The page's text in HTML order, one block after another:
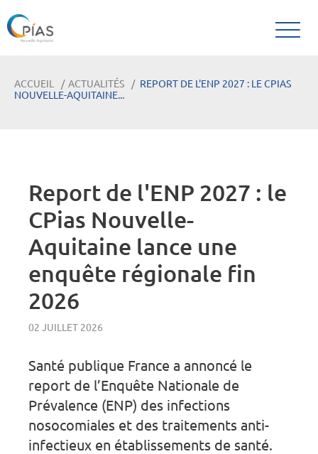
ACCUEIL ACTUALITÉS
REPORT DE L'ENP 2027 : LE CPIAS
NOUVELLE-AQUITAINE...
Report de l'ENP 2027 : le
CPias Nouvelle-
Aquitaine lance une
enquête régionale fin
2026
02 JUILLET 2026
Santé publique France a annoncé le
report de l’Enquête Nationale de
Prévalence (ENP) des infections
nosocomiales et des traitements anti-
infectieux en établissements de santé.